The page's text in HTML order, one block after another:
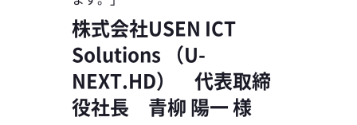
株式会社USEN ICT
Solutions （U-
NEXT.HD） 代表取締
役社長 青柳 陽一 様